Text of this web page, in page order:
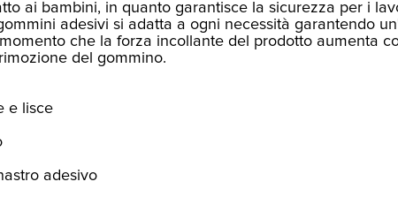
ai bambini, in quanto garantisce la sicurezza per i
adesivi si adatta a ogni necessità garantendo
che la forza incollante del prodotto aumenta
del gommino.
e lisce
adesivo